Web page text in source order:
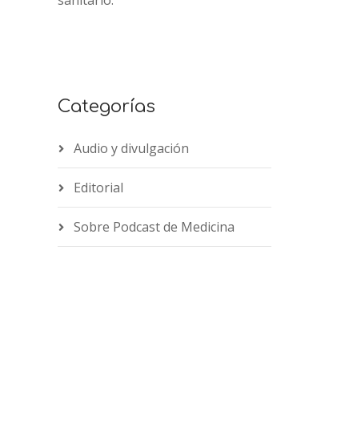
Categorías
Audio y divulgación
Editorial
Sobre Podcast de Medicina